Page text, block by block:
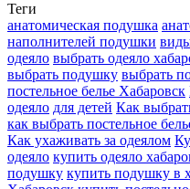
Теги
анатомическая подушка
наполнителей подушки
одеяло выбрать одеяло
выбрать подушку выбрать
постельное белье Хабаровск
одеяло для детей Как
как выбрать постельное
Как ухаживать за одеялом
одеяло купить одеяло
подушку купить подушку в